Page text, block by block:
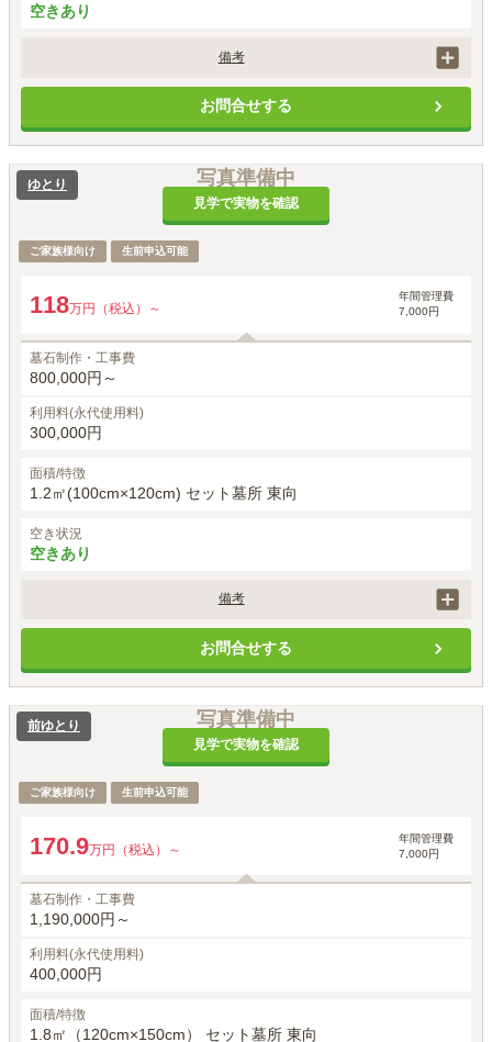
空きあり
備考
墓石工事代は、石の材質や加工によって価格は異なります。
別途、埋葬料として27,500円（税込）がかかります。
初回納骨時のみ手桶使用料5,000円（税込）がかかります。
お問合せする
写真準備中
見学で実物を確認
ゆとり
ご家族様向け 生前申込可能
118万円（税込）～
年間管理費
7,000円
墓石制作・工事費
800,000円～
利用料(永代使用料)
300,000円
面積/特徴
1.2㎡(100cm×120cm) セット墓所 東向
空き状況
空きあり
備考
墓石工事代は、石の材質や加工によって価格は異なります。
別途、埋葬料として27,500円（税込）がかかります。
初回納骨時のみ手桶使用料5,000円（税込）がかかります。
お問合せする
写真準備中
見学で実物を確認
前ゆとり
ご家族様向け 生前申込可能
170.9万円（税込）～
年間管理費
7,000円
墓石制作・工事費
1,190,000円～
利用料(永代使用料)
400,000円
面積/特徴
1.8㎡（120cm×150cm） セット墓所 東向